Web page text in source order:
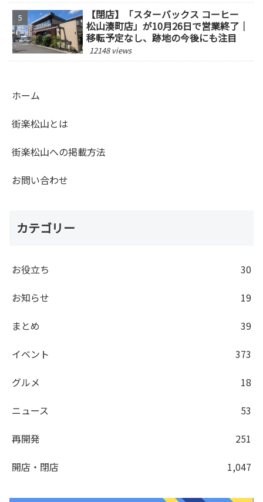
【閉店】「スターバックス コーヒー
松山湊町店」が10月26日で営業終了｜
移転予定なし、跡地の今後にも注目
12148 views
ホーム
街楽松山とは
街楽松山への掲載方法
お問い合わせ
カテゴリー
お役立ち
30
お知らせ
19
まとめ
39
イベント
373
グルメ
18
ニュース
53
再開発
251
開店・閉店
1,047